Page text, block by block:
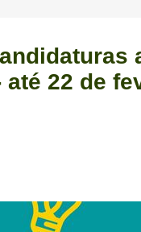
até 22 de